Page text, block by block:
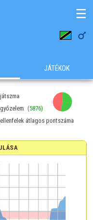

☰
JÁTÉKOK
játszma
győzelem (5876)
ellenfelek átlagos pontszáma